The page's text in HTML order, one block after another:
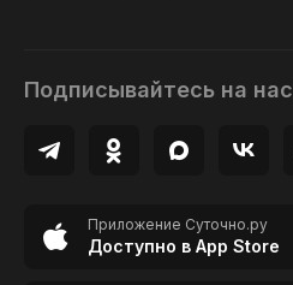
Подписывайтесь на нас
Приложение Суточно.ру
Доступно в App Store